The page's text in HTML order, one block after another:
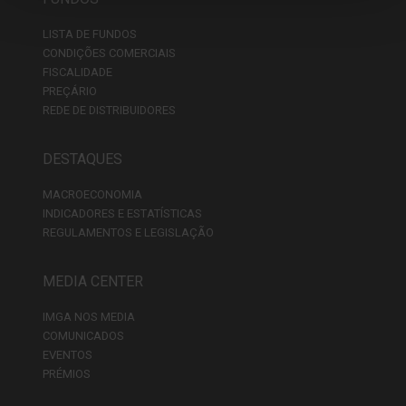
LISTA DE FUNDOS
CONDIÇÕES COMERCIAIS
FISCALIDADE
PREÇÁRIO
REDE DE DISTRIBUIDORES
DESTAQUES
MACROECONOMIA
INDICADORES E ESTATÍSTICAS
REGULAMENTOS E LEGISLAÇÃO
MEDIA CENTER
IMGA NOS MEDIA
COMUNICADOS
EVENTOS
PRÉMIOS